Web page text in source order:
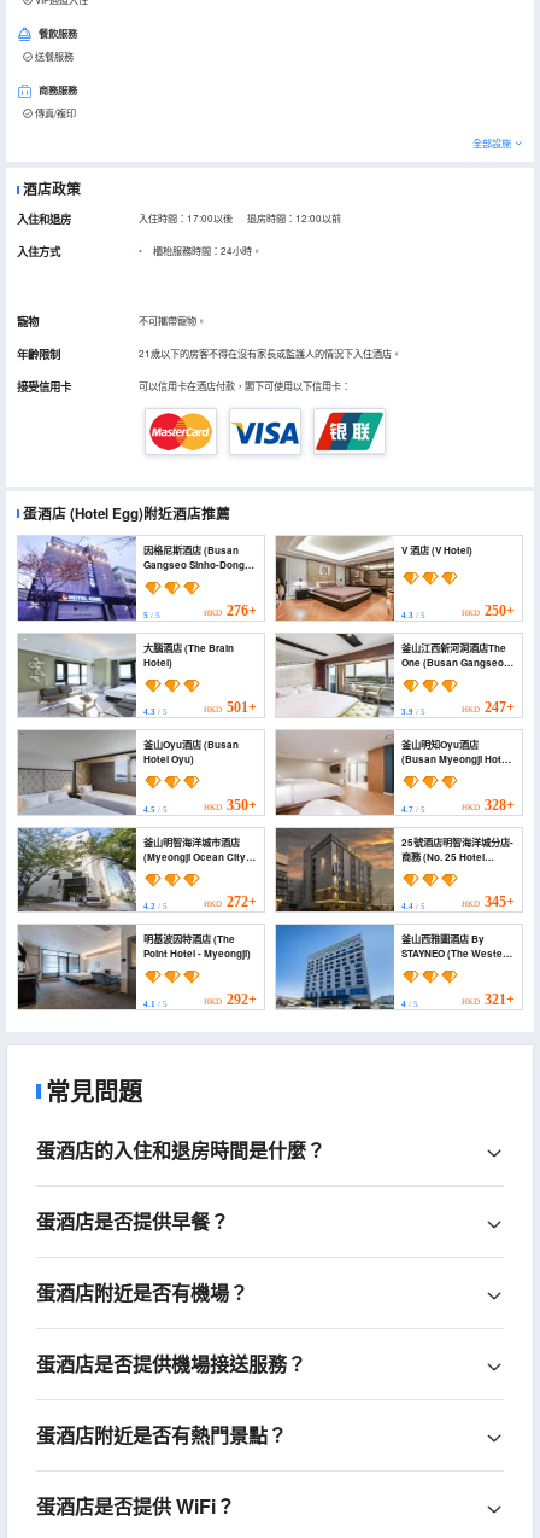
餐飲服務
送餐服務
商務服務
傳真/複印
全部設施
酒店政策
入住和退房 入住時間：17:00以後 退房時間：12:00以前
入住方式 櫃枱服務時間：24小時。
寵物 不可攜帶寵物。
年齡限制 21歲以下的房客不得在沒有家長或監護人的情況下入住酒店。
接受信用卡 可以信用卡在酒店付款，閣下可使用以下信用卡：
蛋酒店(Hotel Egg)附近酒店推薦
因格尼斯酒店 (Busan
Gangseo Sinho-Dong
Ignis)
5 / 5 HKD 276+
V 酒店 (V Hotel)
4.3/ 5 HKD 250+
大腦酒店 (The Brain
Hotel)
4.3 / 5 HKD 501+
釜山江西新河洞酒店The
One (Busan Gangseo
Sinhodong Hotel the
One)
3.9/ 5 HKD 247+
釜山Oyu酒店 (Busan
Hotel Oyu)
4.5 / 5 HKD 350+
釜山明知Oyu酒店
(Busan Myeongji Hotel
Oyu)
4.7/ 5 HKD 328+
釜山明智海洋城市酒店
(Myeongji Ocean City
Hotel)
4.2 / 5 HKD 272+
25號酒店明智海洋城分店-
商務 (No. 25 Hotel
Myeongji Ocean City
Business)
4.4/ 5 HKD 345+
明基波因特酒店 (The
Point Hotel - Myeongji)
4.1 / 5 HKD 292+
釜山西雅圖酒店 By
STAYNEO (The Western
Busan Hotel By
STAYNEO)
4/ 5 HKD 321+
常見問題
蛋酒店的入住和退房時間是什麼？
蛋酒店是否提供早餐？
蛋酒店附近是否有機場？
蛋酒店是否提供機場接送服務？
蛋酒店附近是否有熱門景點？
蛋酒店是否提供 WiFi？